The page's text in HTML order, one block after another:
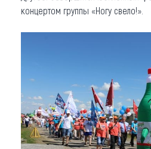
концертом группы «Ногу свело!».